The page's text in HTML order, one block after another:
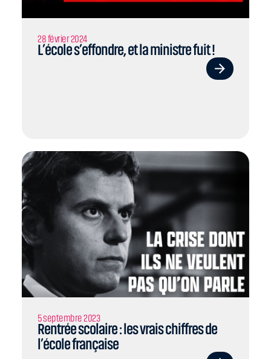
28 février 2024
L’école s’effondre, et la ministre fuit !
5 septembre 2023
Rentrée scolaire : les vrais chiffres de
l’école française